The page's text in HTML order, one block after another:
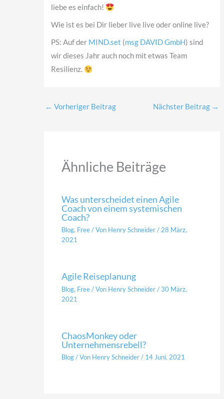
liebe es einfach!
Wie ist es bei Dir lieber live live oder online live?
PS: Auf der MIND.set (msg DAVID GmbH) sind
wir dieses Jahr auch noch mit etwas Team
Resilienz.
← Vorheriger Beitrag Nächster Beitrag →
Ähnliche Beiträge
Was unterscheidet einen Agile
Coach von einem systemischen
Coach?
Blog, Free/ Von Henry Schneider/ 28 März,
2021
Agile Reiseplanung
Blog, Free/ Von Henry Schneider/30 März,
2021
ChaosMonkey oder
Unternehmensrebell?
Blog/ Von Henry Schneider/ 14 Juni, 2021